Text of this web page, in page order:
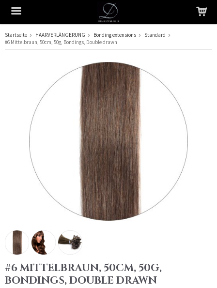
Das Produkt wurde in Ihren Warenkorb gelegt
Startseite HAARVERLÄNGERUNG Bonding extensions
Standard
#6 Mittelbraun, 50cm, 50g, Bondings, Double drawn
#6 MITTELBRAUN, 50CM, 50G,
BONDINGS, DOUBLE DRAWN